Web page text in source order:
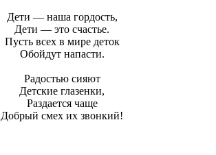
Дети — наша гордость,
Дети — это счастье.
Пусть всех в мире деток
Обойдут напасти.
Радостью сияют
Детские глазенки,
Раздается чаще
Добрый смех их звонкий!